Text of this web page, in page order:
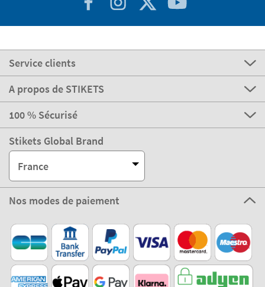
Service clients
A propos de STIKETS
100 % Sécurisé
Stikets Global Brand
France
Nos modes de paiement